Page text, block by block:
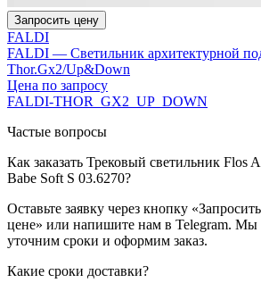
Запросить цену
FALDI
FALDI — Cветильник архитектурной
Thor.Gx2/Up&Down
Цена по запросу
FALDI-THOR_GX2_UP_DOWN
Частые вопросы
Как заказать Трековый светильник Flos
Babe Soft S 03.6270?
Оставьте заявку через кнопку
цене» или напишите нам в Telegram. Мы
уточним сроки и оформим заказ.
Какие сроки доставки?